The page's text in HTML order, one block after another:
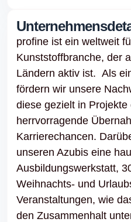
profine ist ein weltweit
Kunststoffbranche, der
Ländern aktiv ist. Als
fördern wir unsere
diese gezielt in Projekte
herrvorragende
Karrierechancen.
unseren Azubis eine
Ausbildungswerkstatt,
Weihnachts- und
Veranstaltungen, wie
den Zusammenhalt